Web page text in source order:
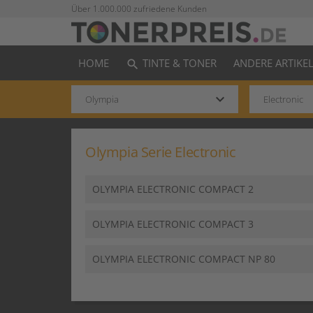
Über 1.000.000 zufriedene Kunden
HOME search TINTE & TONER ANDERE ARTIKEL
keyboard_arrow_down
Olympia Serie Electronic
OLYMPIA ELECTRONIC COMPACT 2
OLYMPIA ELECTRONIC COMPACT 3
OLYMPIA ELECTRONIC COMPACT NP 80